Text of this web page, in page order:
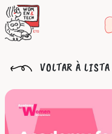
VOLTAR À LISTA